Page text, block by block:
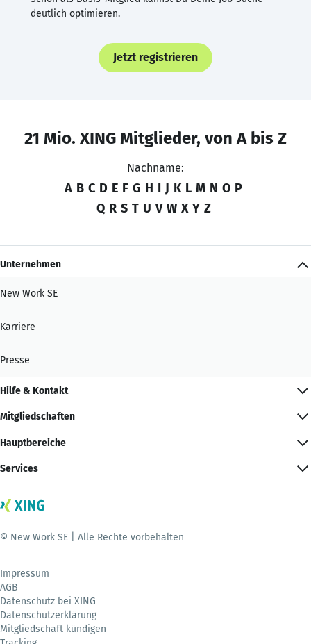
deutlich optimieren.
Jetzt registrieren
21 Mio. XING Mitglieder, von A bis Z
Nachname:
A B C D E F G H I J K L M N O P
Q R S T U V W X Y Z
Unternehmen
New Work SE
Karriere
Presse
Hilfe & Kontakt
Mitgliedschaften
Hauptbereiche
Services
© New Work SE | Alle Rechte vorbehalten
Impressum
AGB
Datenschutz bei XING
Datenschutzerklärung
Mitgliedschaft kündigen